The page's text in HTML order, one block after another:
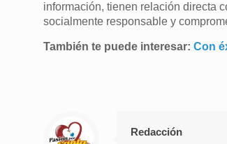
información, tienen relación directa
socialmente responsable y
También te puede interesar: Con
Redacción